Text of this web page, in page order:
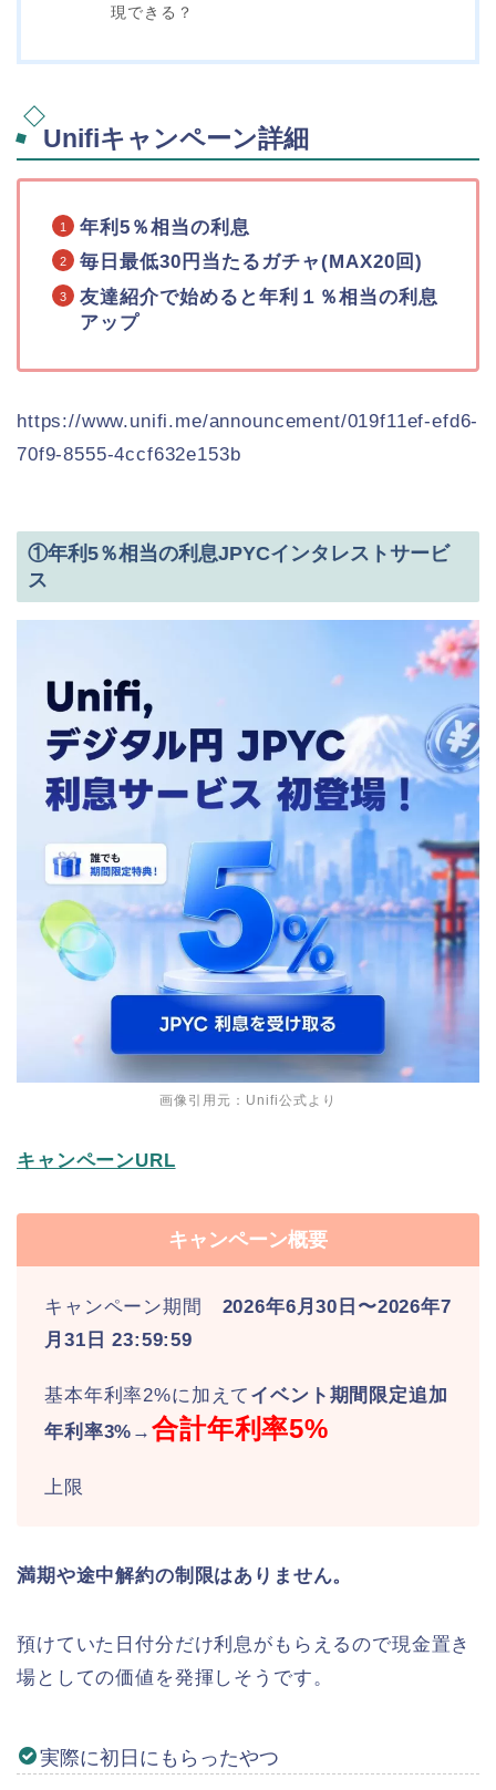
現できる？
Unifiキャンペーン詳細
年利5％相当の利息
毎日最低30円当たるガチャ(MAX20回)
友達紹介で始めると年利１％相当の利息
アップ
https://www.unifi.me/announcement/019f11ef-efd6-
70f9-8555-4ccf632e153b
①年利5％相当の利息JPYCインタレストサービ
ス
画像引用元：Unifi公式より
キャンペーンURL
キャンペーン概要
キャンペーン期間 2026年6月30日〜2026年7
月31日 23:59:59
基本年利率2%に加えて イベント期間限定追加
年利率3% →合計年利率5%
上限
満期や途中解約の制限はありません。
預けていた日付分だけ利息がもらえるので現金置き
場としての価値を発揮しそうです。
実際に初日にもらったやつ